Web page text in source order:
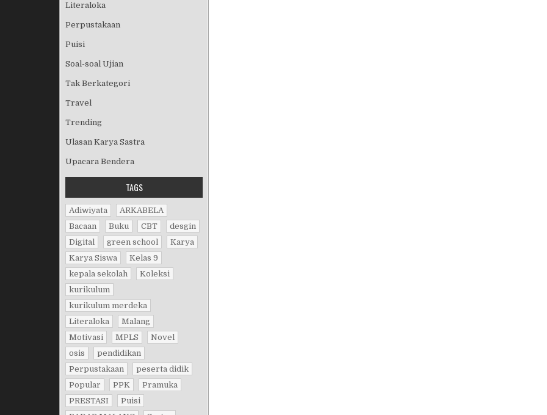
Literaloka
Perpustakaan
Puisi
Soal-soal Ujian
Tak Berkategori
Travel
Trending
Ulasan Karya Sastra
Upacara Bendera
TAGS
Adiwiyata
ARKABELA
Bacaan
Buku CBT
desgin
Digital
green school
Karya
Karya Siswa
Kelas 9
kepala sekolah
Koleksi
kurikulum
kurikulum merdeka
Literaloka
Malang
Motivasi
MPLS
Novel
osis
pendidikan
Perpustakaan
peserta didik
Popular
PPK
Pramuka
PRESTASI
Puisi